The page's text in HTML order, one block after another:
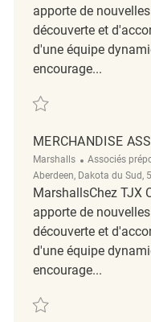
apporte de
découverte et
d'une équipe
encourage...
Sauvegarder Retail
MERCHANDISE
Marshalls Catégorie
Associés
Aberdeen, Dakota du Sud,
MarshallsChez TJX
apporte de
découverte et
d'une équipe
encourage...
Sauvegarder